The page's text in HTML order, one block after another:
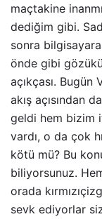
maçtakine
dediğim gibi.
sonra
önde gibi
açıkçası. Bugün
akış açısından
geldi hem bizim
vardı, o da çok
kötü mü? Bu
biliyorsunuz.
orada
sevk ediyorlar